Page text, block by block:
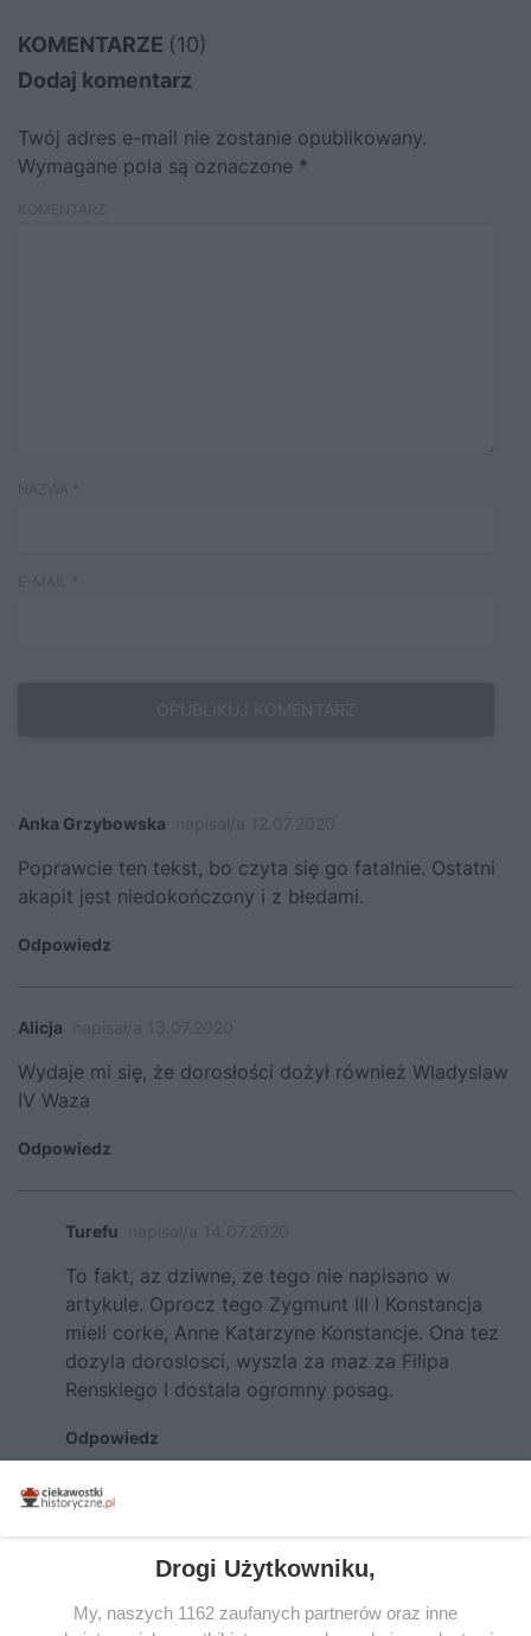
KOMENTARZE (10)
Dodaj komentarz
Twój adres e-mail nie zostanie opublikowany.
Wymagane pola są oznaczone *
Anka Grzybowska
Poprawcie ten tekst, bo czyta się go fatalnie. Ostatni
akapit jest niedokończony i z błedami.
Odpowiedz
Alicja
Wydaje mi się, że dorosłości dożył również Wladyslaw
IV Waza
Odpowiedz
Turefu
To fakt, az dziwne, ze tego nie napisano w
artykule. Oprocz tego Zygmunt III I Konstancja
mieli corke, Anne Katarzyne Konstancje. Ona tez
dozyla doroslosci, wyszla za maz za Filipa
Renskiego I dostala ogromny posag.
Odpowiedz
Czternaścioro dzieci miał Król Polski August III Sas i
jego żona Królowa Polski Maria Józefa z dynastii
Drogi Użytkowniku,
My, naszych 1162 zaufanych partnerów oraz inne